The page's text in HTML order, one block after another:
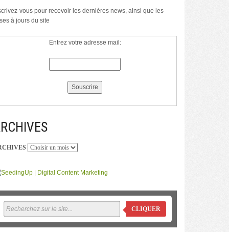
vous pour recevoir les dernières news, ainsi que les
à jours du site
Entrez votre adresse mail:
CLIQUER